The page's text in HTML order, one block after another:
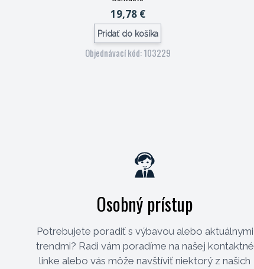
19,78 €
Pridať do košíka
Objednávací kód: 103229
Osobný prístup
Potrebujete poradiť s výbavou alebo aktuálnymi
trendmi? Radi vám poradíme na našej kontaktné
linke alebo vás môže navštíviť niektorý z našich